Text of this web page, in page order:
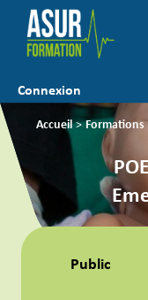
Connexion
Accueil > Formations
Public